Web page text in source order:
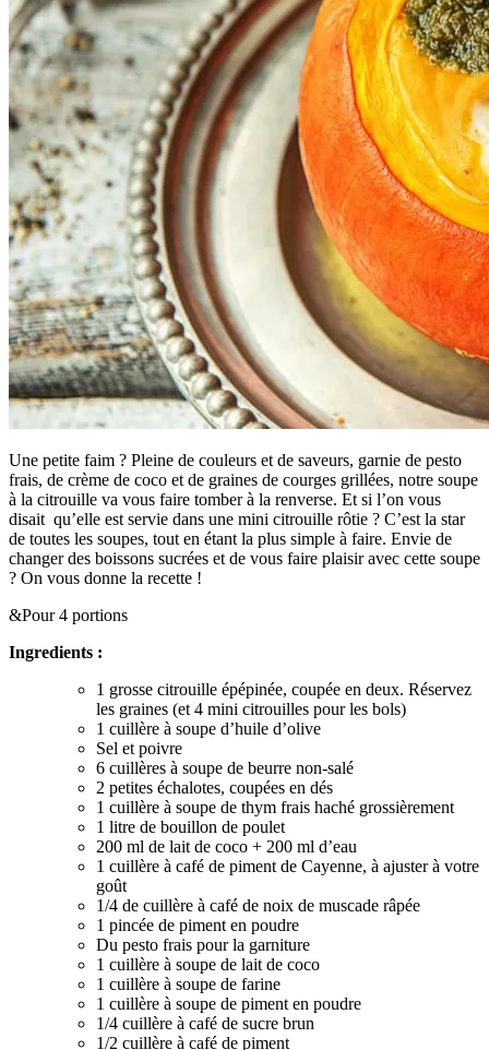
Une petite faim ? Pleine de couleurs et de saveurs, garnie de pesto
frais, de crème de coco et de graines de courges grillées, notre soupe
à la citrouille va vous faire tomber à la renverse. Et si l’on vous
disait qu’elle est servie dans une mini citrouille rôtie ? C’est la star
de toutes les soupes, tout en étant la plus simple à faire. Envie de
changer des boissons sucrées et de vous faire plaisir avec cette soupe
? On vous donne la recette !
&Pour 4 portions
Ingredients :
1 grosse citrouille épépinée, coupée en deux. Réservez
les graines (et 4 mini citrouilles pour les bols)
1 cuillère à soupe d’huile d’olive
Sel et poivre
6 cuillères à soupe de beurre non-salé
2 petites échalotes, coupées en dés
1 cuillère à soupe de thym frais haché grossièrement
1 litre de bouillon de poulet
200 ml de lait de coco + 200 ml d’eau
1 cuillère à café de piment de Cayenne, à ajuster à votre
goût
1/4 de cuillère à café de noix de muscade râpée
1 pincée de piment en poudre
Du pesto frais pour la garniture
1 cuillère à soupe de lait de coco
1 cuillère à soupe de farine
1 cuillère à soupe de piment en poudre
1/4 cuillère à café de sucre brun
1/2 cuillère à café de piment